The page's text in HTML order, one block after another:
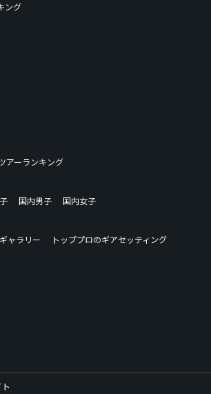
ング
アーランキング
国内男子
国内女子
ャラリー
トッププロのギアセッティング